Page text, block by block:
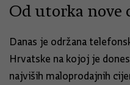
Od utorka nove
Danas je održana
Hrvatske na kojoj je
najviših maloprodajnih